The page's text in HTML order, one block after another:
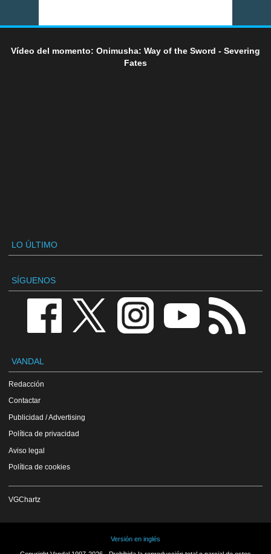
Vídeo del momento: Onimusha: Way of the Sword - Severing
Fates
LO ÚLTIMO
SÍGUENOS
VANDAL
Redacción
Contactar
Publicidad / Advertising
Política de privacidad
Aviso legal
Política de cookies
VGChartz
Versión en inglés